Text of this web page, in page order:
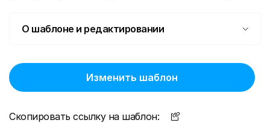
О шаблоне и редактировании
Изменить шаблон
Скопировать ссылку на шаблон: